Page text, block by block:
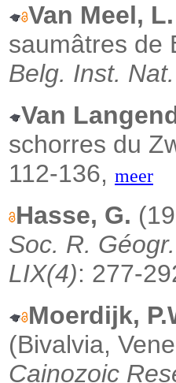
Van Meel, L.
saumâtres de
Belg. Inst.
Van
schorres du
112-136, meer
Hasse, G.
Soc. R.
LIX(4): 277-
Moerdijk,
(Bivalvia,
Cainozoic